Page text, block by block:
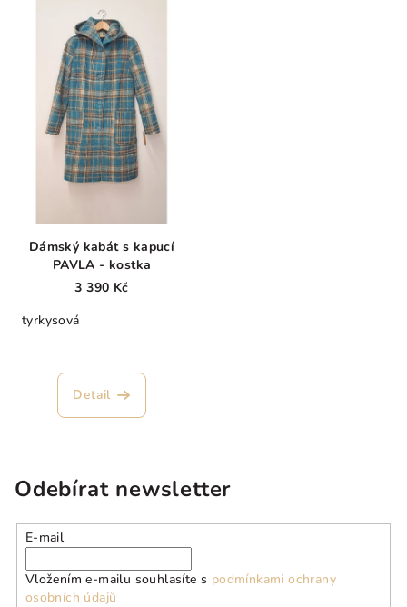
Dámský kabát s kapucí
PAVLA - kostka
3 390 Kč
tyrkysová
Detail
Odebírat newsletter
E-mail
Vložením e-mailu souhlasíte s podmínkami ochrany
osobních údajů